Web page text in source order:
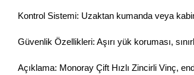
Kontrol Sistemi: Uzaktan kumanda veya
Güvenlik Özellikleri: Aşırı yük koruması,
Açıklama: Monoray Çift Hızlı Zincirli Vinç,